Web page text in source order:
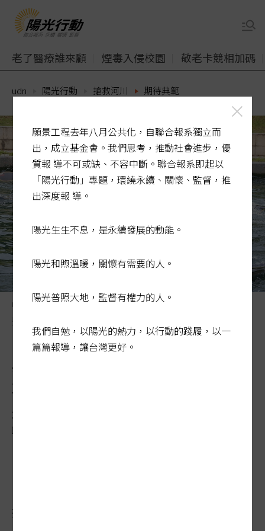
老了醫療誰來顧 煙毒入侵校園 敬老卡競相加碼
udn 陽光行動 搶救河川 期待典範
中興大學南側的旱溪排水，整治後可以划輕艇，魚類復育
豐富，還吸引大批釣客。 圖／台中市新聞局提供
典範難尋…翻轉康河 樂享親
水輕艇夢
2018-06-17 00:13:16
聯合報 / 記者郭政芬、賴香珊、洪敬浤／專題報導
想不出來」，台中旱溪排水算是勉強舉出的
願景工程去年八月公共化，自聯合報系獨立而
出，成立基金會。我們思考，推動社會進步，優
質報 導不可或缺、不容中斷。聯合報系即起以
「陽光行動」專題，環繞永續、關懷、監督，推
出深度報 導。
陽光生生不息，是永續發展的動能。
陽光和煦溫暖，關懷有需要的人。
陽光普照大地，監督有權力的人。
我們自勉，以陽光的熱力，以行動的踐履，以一
篇篇報導，讓台灣更好。